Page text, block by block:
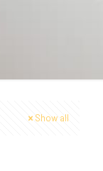
Show all